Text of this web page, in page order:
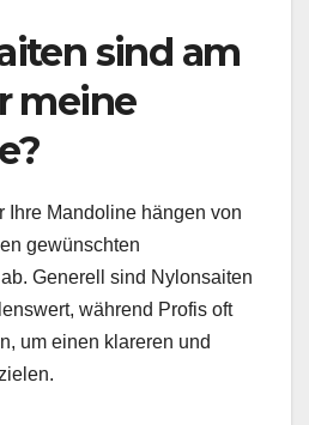
sind am
meine
Ihre Mandoline hängen von
gewünschten
Generell sind Nylonsaiten
während Profis oft
um einen klareren und